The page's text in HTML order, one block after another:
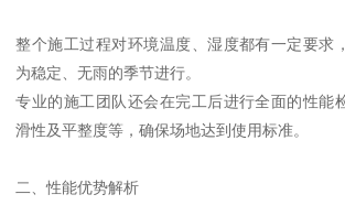
整个施工过程对环境温度、湿度都有一定要求
为稳定、无雨的季节进行。
专业的施工团队还会在完工后进行全面的性能
滑性及平整度等，确保场地达到使用标准。
二、性能优势解析